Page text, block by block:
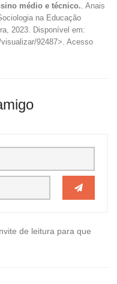
médio e técnico. . Anais
na Educação
2023. Disponível em:
92487>. Acesso
de leitura para que